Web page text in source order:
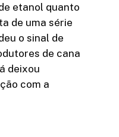
etanol quanto
de uma série
o sinal de
de cana
deixou
com a